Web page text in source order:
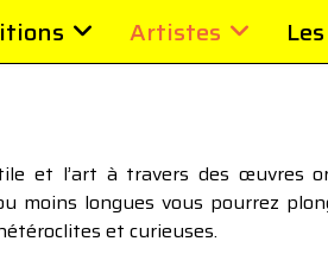
Artistes
et l’art à travers des œuvres
moins longues vous pourrez
et curieuses.